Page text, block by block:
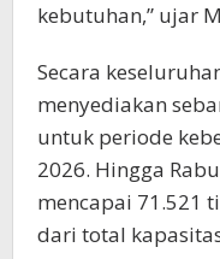
kebutuhan,” ujar
Secara
menyediakan
untuk periode
2026. Hingga
mencapai 71.521
dari total